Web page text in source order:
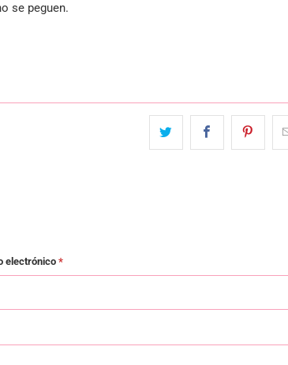
se peguen.
electrónico *